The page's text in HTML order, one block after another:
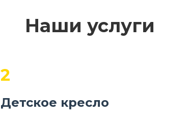
Наши услуги
2
Детское кресло